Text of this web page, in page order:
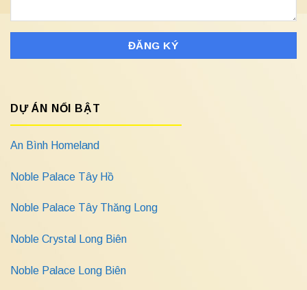
DỰ ÁN NỔI BẬT
An Bình Homeland
Noble Palace Tây Hồ
Noble Palace Tây Thăng Long
Noble Crystal Long Biên
Noble Palace Long Biên